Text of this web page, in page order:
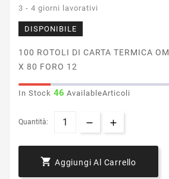
3 - 4 giorni lavorativi
DISPONIBILE
100 ROTOLI DI CARTA TERMICA
X 80 FORO 12
In Stock 46 AvailableArticoli
Quantità:
 Aggiungi Al Carrello